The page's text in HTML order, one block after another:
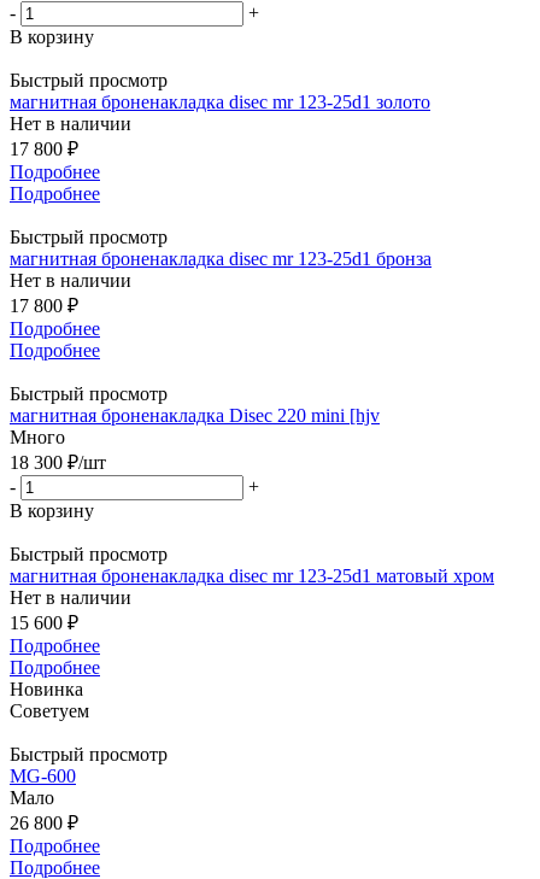
-
+
В корзину
Быстрый просмотр
магнитная броненакладка disec mr 123-25d1 золото
Нет в наличии
17 800 ₽
Подробнее
Подробнее
Быстрый просмотр
магнитная броненакладка disec mr 123-25d1 бронза
Нет в наличии
17 800 ₽
Подробнее
Подробнее
Быстрый просмотр
магнитная броненакладка Disec 220 mini [hjv
Много
18 300 ₽/шт
-
+
В корзину
Быстрый просмотр
магнитная броненакладка disec mr 123-25d1 матовый хром
Нет в наличии
15 600 ₽
Подробнее
Подробнее
Новинка
Советуем
Быстрый просмотр
MG-600
Мало
26 800 ₽
Подробнее
Подробнее